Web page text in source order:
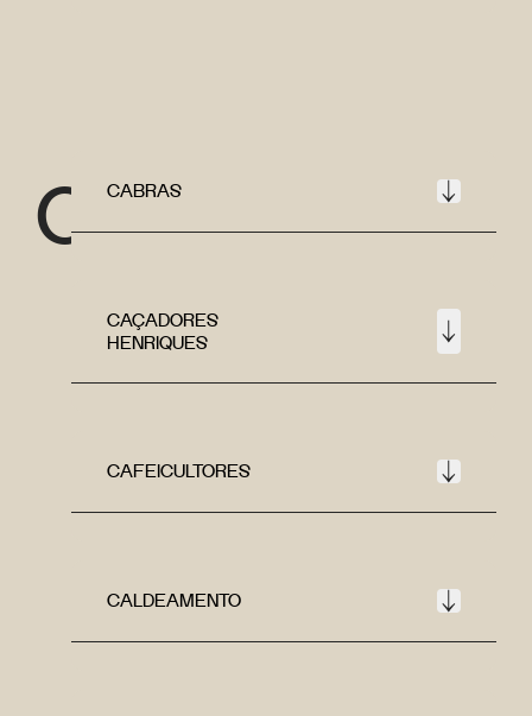
C CABRAS
CAÇADORES
HENRIQUES
CAFEICULTORES
CALDEAMENTO